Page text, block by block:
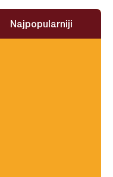
Najpopularniji